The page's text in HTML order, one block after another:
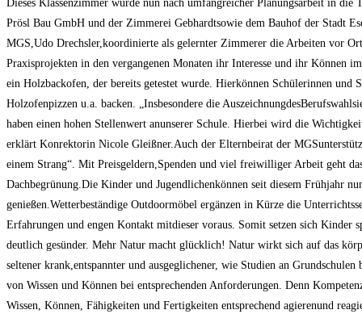
Dieses Klassenzimmer wurde nun nach umfangreicher Planungsarbeit in
Prösl Bau GmbH und der Zimmerei Gebhardtsowie dem Bauhof der Stadt
MGS,Udo Drechsler,koordinierte als gelernter Zimmerer die Arbeiten vor
Praxisprojekten in den vergangenen Monaten ihr Interesse und ihr Können
ein Holzbackofen, der bereits getestet wurde. Hierkönnen Schülerinnen
Holzofenpizzen u.a. backen. „Insbesondere die
haben einen hohen Stellenwert anunserer Schule. Hierbei wird die
erklärt Konrektorin Nicole Gleißner.Auch der Elternbeirat der
einem Strang“. Mit Preisgeldern,Spenden und viel freiwilliger Arbeit geht
Dachbegrünung.Die Kinder und Jugendlichenkönnen seit diesem Frühjahr
genießen.Wetterbeständige Outdoormöbel ergänzen in Kürze die
Erfahrungen und engen Kontakt mitdieser voraus. Somit setzen sich Kinder
deutlich gesünder. Mehr Natur macht glücklich! Natur wirkt sich auf das
seltener krank,entspannter und ausgeglichener, wie Studien an
von Wissen und Können bei entsprechenden Anforderungen. Denn
Wissen, Können, Fähigkeiten und Fertigkeiten entsprechend agierenund